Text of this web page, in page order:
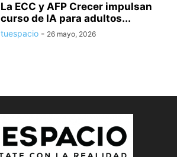
La ECC y AFP Crecer impulsan
curso de IA para adultos...
tuespacio - 26 mayo, 2026